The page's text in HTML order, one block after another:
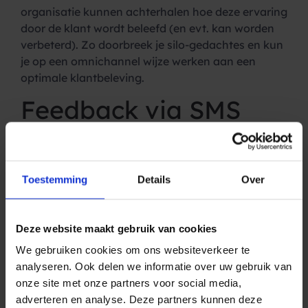
Toestemming Details Over
Deze website maakt gebruik van cookies
We gebruiken cookies om ons websiteverkeer te
analyseren. Ook delen we informatie over uw gebruik van
onze site met onze partners voor social media,
adverteren en analyse. Deze partners kunnen deze
organisatie kunnen achterhalen hoe deze ervaring
door de klant wordt beleefd (en evt. kan worden
verbeterd). Zo doorbreek je silo-gedachtes en kun
je op een omnichannel wijze werken aan een
optimale klantbeleving.
Feedback via SMS
de samenwerking tussen Insocial en
is het mogelijk om surveys te versturen via
Snel: SMS is een snel kanaal waarbij je ‘in het
Simpel: iedereen weet hoe het werkt.
Laagdrempelig: consumenten zijn gewend
om SMS’jes te ontvangen van organisaties
(denk bijv. aan een verificatiecodebij het